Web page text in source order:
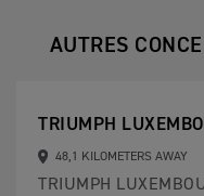
AUTRES
TRIUMPH
48,1 KILOMETERS AWAY
TRIUMPH